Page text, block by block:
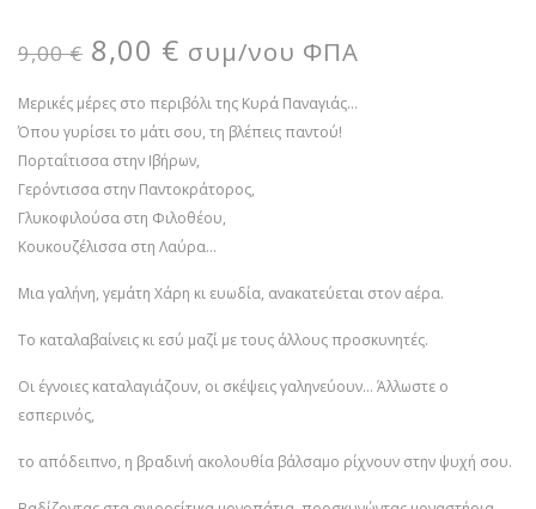
9,00€ 8,00 € συμ/νου ΦΠΑ
Μερικές μέρες στο περιβόλι της Κυρά Παναγιάς…
Όπου γυρίσει το μάτι σου, τη βλέπεις παντού!
Πορταΐτισσα στην Ιβήρων,
Γερόντισσα στην Παντοκράτορος,
Γλυκοφιλούσα στη Φιλοθέου,
Κουκουζέλισσα στη Λαύρα…
Μια γαλήνη, γεμάτη Χάρη κι ευωδία, ανακατεύεται στον αέρα.
Το καταλαβαίνεις κι εσύ μαζί με τους άλλους προσκυνητές.
Οι έγνοιες καταλαγιάζουν, οι σκέψεις γαληνεύουν… Άλλωστε ο
εσπερινός,
το απόδειπνο, η βραδινή ακολουθία βάλσαμο ρίχνουν στην ψυχή σου.